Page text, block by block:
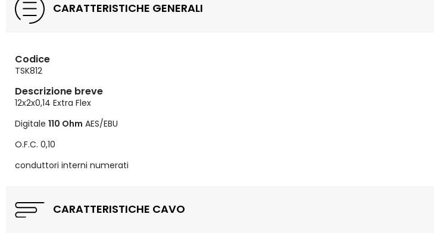
CARATTERISTICHE GENERALI
Codice
TSK812
Descrizione breve
12x2x0,14 Extra Flex
Digitale 110 Ohm AES/EBU
O.F.C. 0,10
conduttori interni numerati
CARATTERISTICHE CAVO